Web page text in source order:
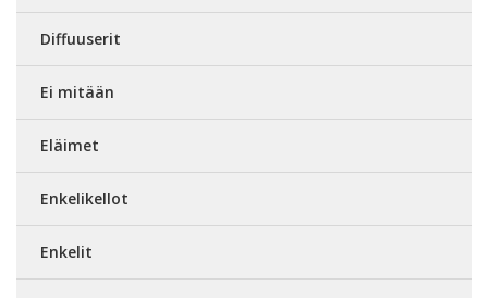
Diffuuserit
Ei mitään
Eläimet
Enkelikellot
Enkelit